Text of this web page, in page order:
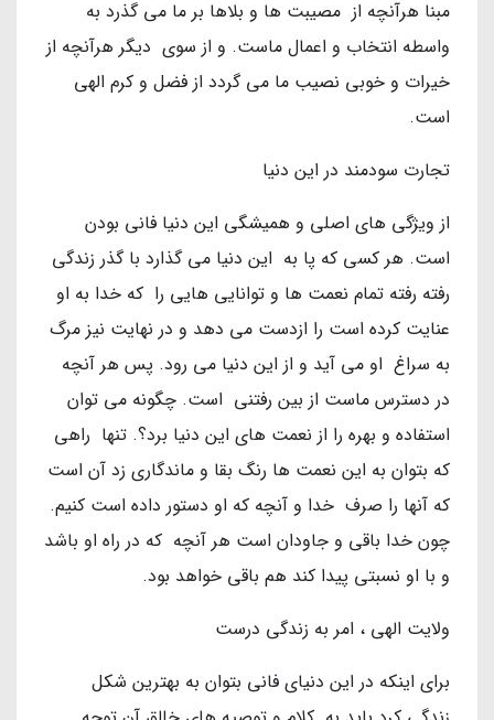
مبنا هرآنچه از مصیبت ها و بلاها بر ما می گذرد به
واسطه انتخاب و اعمال ماست. و از سوی دیگر هرآنچه از
خیرات و خوبی نصیب ما می گردد از فضل و کرم الهی
است.
تجارت سودمند در این دنیا
از ویژگی های اصلی و همیشگی این دنیا فانی بودن
است. هر کسی که پا به این دنیا می گذارد با گذر زندگی
رفته رفته تمام نعمت ها و توانایی هایی را که خدا به او
عنایت کرده است را ازدست می دهد و در نهایت نیز مرگ
به سراغ او می آید و از این دنیا می رود. پس هر آنچه
در دسترس ماست از بین رفتنی است. چگونه می توان
استفاده و بهره را از نعمت های این دنیا برد؟. تنها راهی
که بتوان به این نعمت ها رنگ بقا و ماندگاری زد آن است
که آنها را صرف خدا و آنچه که او دستور داده است کنیم.
چون خدا باقی و جاودان است هر آنچه که در راه او باشد
و با او نسبتی پیدا کند هم باقی خواهد بود.
ولایت الهی ، امر به زندگی درست
برای اینکه در این دنیای فانی بتوان به بهترین شکل